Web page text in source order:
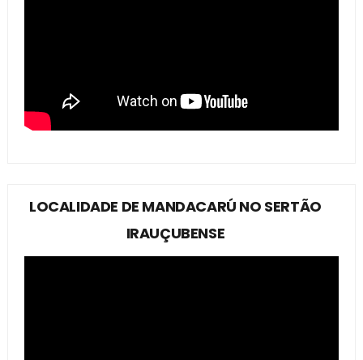
LOCALIDADE DE MANDACARÚ NO SERTÃO
IRAUÇUBENSE